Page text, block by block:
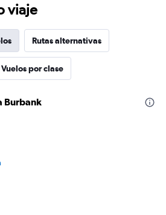
viaje
Rutas alternativas
Vuelos por clase
Burbank